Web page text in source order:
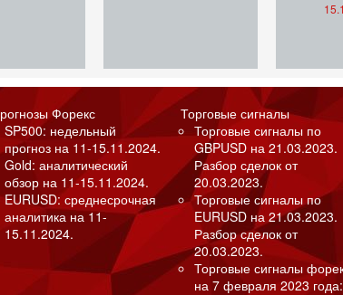
Форекс
SP500: недельный
прогноз на 11-15.11.2024.
Gold: аналитический
обзор на 11-15.11.2024.
EURUSD: среднесрочная
аналитика на 11-
15.11.2024.
Торговые сигналы
Торговые сигналы по
GBPUSD на 21.03.2023.
Разбор сделок от
20.03.2023.
Торговые сигналы по
EURUSD на 21.03.2023.
Разбор сделок от
20.03.2023.
Торговые сигналы
на 7 февраля 2023 года: